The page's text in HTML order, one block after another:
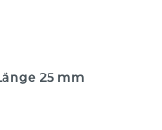
25 mm